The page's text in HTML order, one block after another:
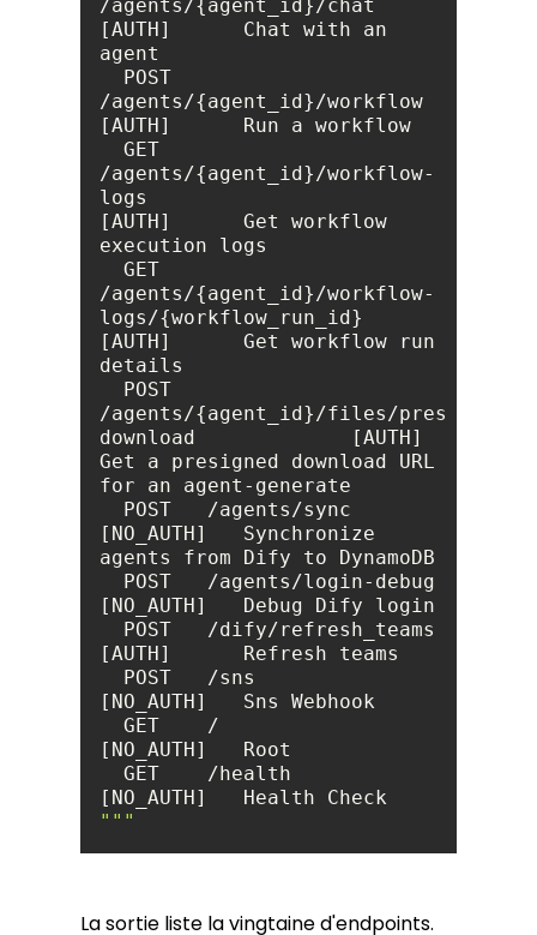
/agents/{agent_id}/chat
[AUTH]      Chat with an
/agents/{agent_id}/workflow
  GET
/agents/{agent_id}/workflow-
logs
[AUTH]      Get workflow
  GET
/agents/{agent_id}/workflow-
logs/{workflow_run_id}
[AUTH]      Get workflow run
/agents/{agent_id}/files/presigned-
download             [AUTH]
Get a presigned download URL
[NO_AUTH]   Synchronize
  GET    /
  GET    /health
"""
La sortie liste la vingtaine d'endpoints.